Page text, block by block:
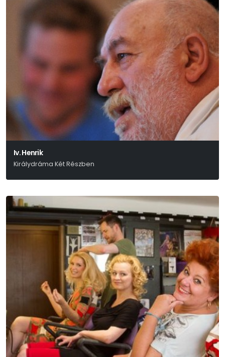
Iv. Henrik
Királydráma Két Részben